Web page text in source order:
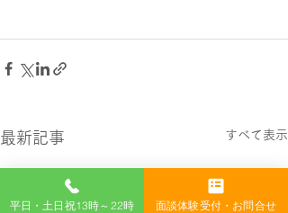
最新記事 すべて表示
平日・土日祝13時～22時 面談体験受付・お問合せ